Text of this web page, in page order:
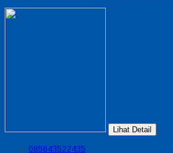
Lihat Detail
085643522435